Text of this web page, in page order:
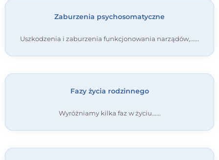
Zaburzenia psychosomatyczne
Uszkodzenia i zaburzenia funkcjonowania narządów,...
Fazy życia rodzinnego
Wyróżniamy kilka faz w życiu...